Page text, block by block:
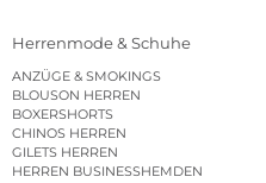
Herrenmode & Schuhe
ANZÜGE & SMOKINGS
BLOUSON HERREN
BOXERSHORTS
CHINOS HERREN
GILETS HERREN
HERREN BUSINESSHEMDEN